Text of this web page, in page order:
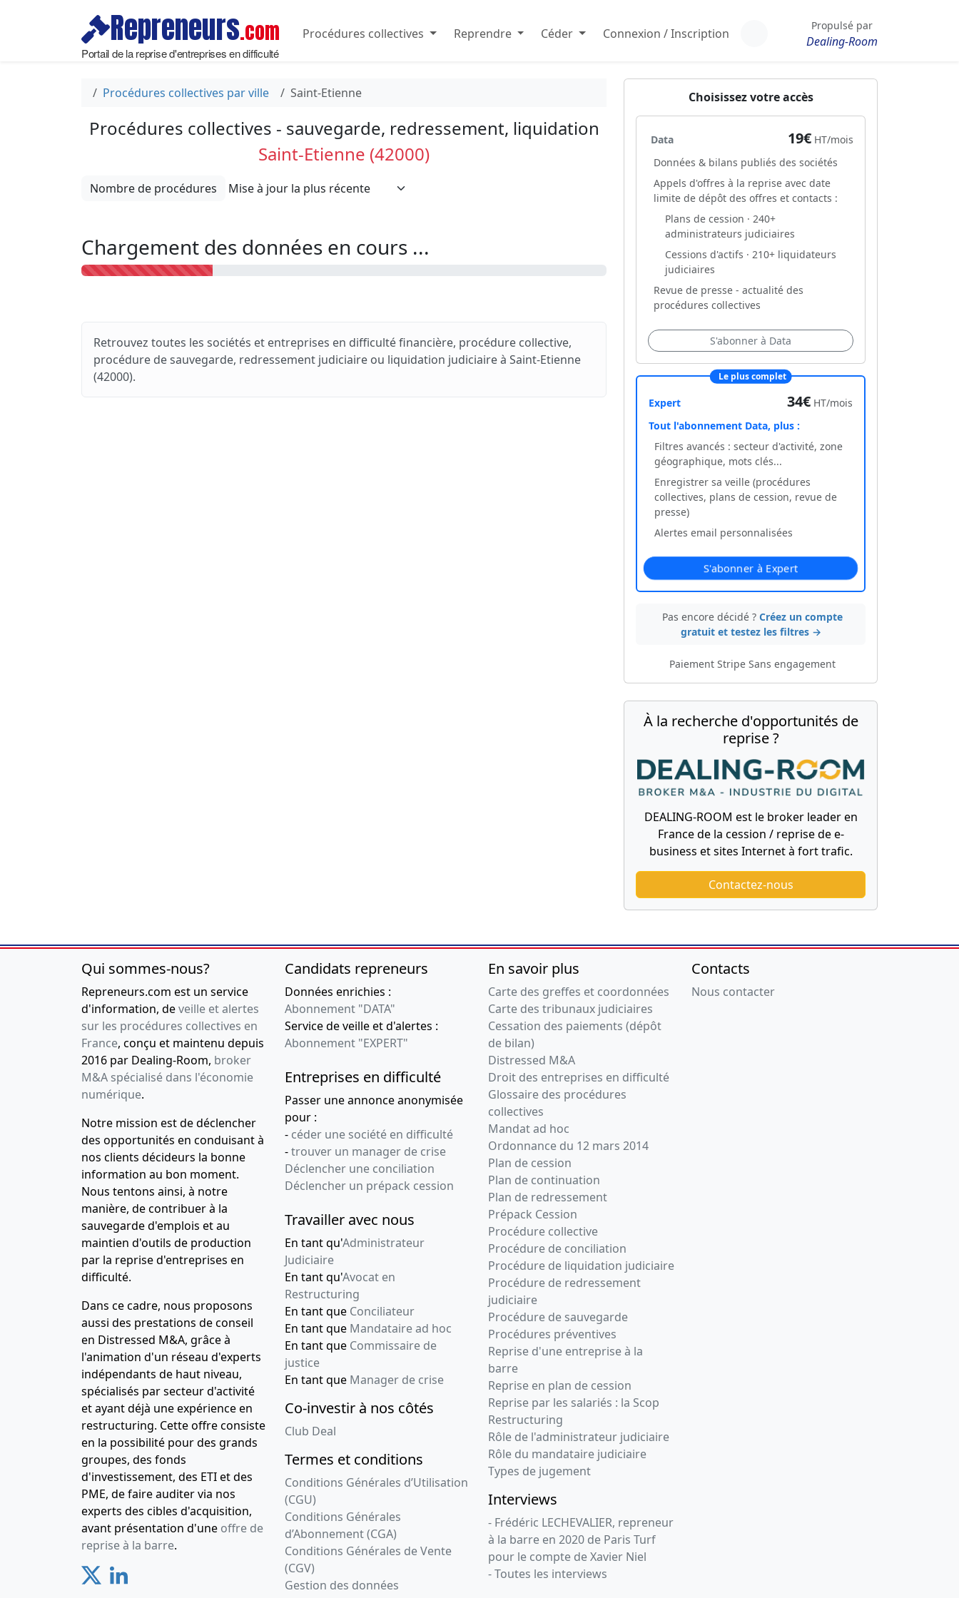
Repreneurs.com
Portail de la reprise d'entreprises en difficulté
Procédures collectives Reprendre Céder Connexion / Inscription
Propulsé par
Dealing-Room
Procédures collectives par ville Saint-Etienne
Procédures collectives - sauvegarde, redressement, liquidation
Saint-Etienne (42000)
Nombre de procédures
Chargement des données en cours ...
Retrouvez toutes les sociétés et entreprises en difficulté financière, procédure collective,
procédure de sauvegarde, redressement judiciaire ou liquidation judiciaire à Saint-Etienne
(42000).
Choisissez votre accès
Data 19€ HT/mois
Données & bilans publiés des sociétés
Appels d'offres à la reprise avec date
limite de dépôt des offres et contacts :
Plans de cession · 240+
administrateurs judiciaires
Cessions d'actifs · 210+ liquidateurs
judiciaires
Revue de presse - actualité des
procédures collectives
S'abonner à Data
Le plus complet
Expert 34€ HT/mois
Tout l'abonnement Data, plus :
Filtres avancés : secteur d'activité, zone
géographique, mots clés...
Enregistrer sa veille (procédures
collectives, plans de cession, revue de
presse)
Alertes email personnalisées
S'abonner à Expert
Pas encore décidé ? Créez un compte
gratuit et testez les filtres →
Paiement Stripe Sans engagement
À la recherche d'opportunités de
reprise ?
DEALING-ROOM est le broker leader en
France de la cession / reprise de e-
business et sites Internet à fort trafic.
Contactez-nous
Qui sommes-nous?
Repreneurs.com est un service
d'information, deveille et alertes
sur les procédures collectives en
France, conçu et maintenu depuis
2016 par Dealing-Room, broker
M&A spécialisé dans l'économie
numérique.
Notre mission est de déclencher
des opportunités en conduisant à
nos clients décideurs la bonne
information au bon moment.
Nous tentons ainsi, à notre
manière, de contribuer à la
sauvegarde d'emplois et au
maintien d'outils de production
par la reprise d'entreprises en
difficulté.
Dans ce cadre, nous proposons
aussi des prestations de conseil
en Distressed M&A, grâce à
l'animation d'un réseau d'experts
indépendants de haut niveau,
spécialisés par secteur d'activité
et ayant déjà une expérience en
restructuring. Cette offre consiste
en la possibilité pour des grands
groupes, des fonds
d'investissement, des ETI et des
PME, de faire auditer via nos
experts des cibles d'acquisition,
avant présentation d'une offre de
reprise à la barre.
Candidats repreneurs
Données enrichies :
Abonnement "DATA"
Service de veille et d'alertes :
Abonnement "EXPERT"
Entreprises en difficulté
Passer une annonce anonymisée
pour :
- céder une société en difficulté
-trouver un manager de crise
Déclencher une conciliation
Déclencher un prépack cession
Travailler avec nous
En tant qu'Administrateur
Judiciaire
En tant qu'Avocat en
Restructuring
En tant que Conciliateur
En tant que Mandataire ad hoc
En tant que Commissaire de
justice
En tant que Manager de crise
Co-investir à nos côtés
Club Deal
Termes et conditions
Conditions Générales d’Utilisation
(CGU)
Conditions Générales
d’Abonnement (CGA)
Conditions Générales de Vente
(CGV)
Gestion des données
En savoir plus
Carte des greffes et coordonnées
Carte des tribunaux judiciaires
Cessation des paiements (dépôt
de bilan)
Distressed M&A
Droit des entreprises en difficulté
Glossaire des procédures
collectives
Mandat ad hoc
Ordonnance du 12 mars 2014
Plan de cession
Plan de continuation
Plan de redressement
Prépack Cession
Procédure collective
Procédure de conciliation
Procédure de liquidation judiciaire
Procédure de redressement
judiciaire
Procédure de sauvegarde
Procédures préventives
Reprise d'une entreprise à la
barre
Reprise en plan de cession
Reprise par les salariés : la Scop
Restructuring
Rôle de l'administrateur judiciaire
Rôle du mandataire judiciaire
Types de jugement
Interviews
- Frédéric LECHEVALIER, repreneur
à la barre en 2020 de Paris Turf
pour le compte de Xavier Niel
- Toutes les interviews
Contacts
Nous contacter